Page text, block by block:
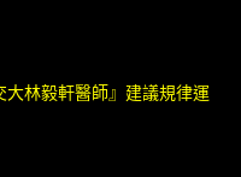
大林毅軒醫師』建議規律運